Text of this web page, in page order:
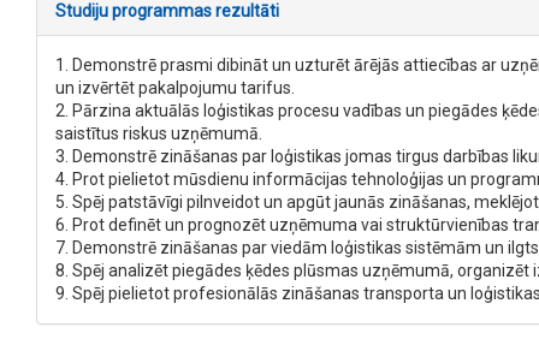
Studiju programmas rezultāti
1. Demonstrē prasmi dibināt un uzturēt ārējās attiecības ar
un izvērtēt pakalpojumu tarifus.
2. Pārzina aktuālās loģistikas procesu vadības un piegādes
saistītus riskus uzņēmumā.
3. Demonstrē zināšanas par loģistikas jomas tirgus darbības
4. Prot pielietot mūsdienu informācijas tehnoloģijas un
5. Spēj patstāvīgi pilnveidot un apgūt jaunās zināšanas,
6. Prot definēt un prognozēt uzņēmuma vai struktūrvienības
7. Demonstrē zināšanas par viedām loģistikas sistēmām un
8. Spēj analizēt piegādes ķēdes plūsmas uzņēmumā,
9. Spēj pielietot profesionālās zināšanas transporta un